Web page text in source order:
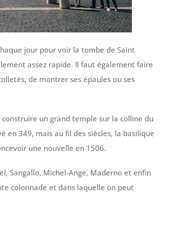
jour pour voir la tombe de Saint
assez rapide. Il faut également faire
de montrer ses épaules ou ses
un grand temple sur la colline du
en 349, mais au fil des siècles, la basilique
une nouvelle en 1506.
Sangallo, Michel-Ange, Maderno et enfin
colonnade et dans laquelle on peut